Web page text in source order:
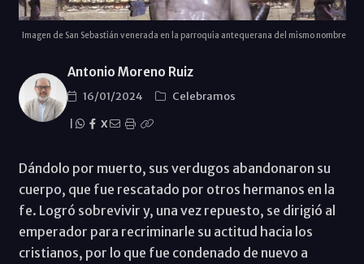
Imagen de San Sebastián venerada en la parroquia antequerana del mismo nombre
Antonio Moreno Ruiz
16/01/2024
Celebramos
X
Dándolo por muerto, sus verdugos abandonaron su
cuerpo, que fue rescatado por otros hermanos en la
fe. Logró sobrevivir y, una vez repuesto, se dirigió al
emperador para recriminarle su actitud hacia los
cristianos, por lo que fue condenado de nuevo a